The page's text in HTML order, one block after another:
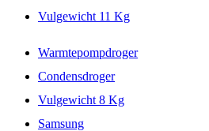
Vulgewicht 11 Kg
Warmtepompdroger
Condensdroger
Vulgewicht 8 Kg
Samsung